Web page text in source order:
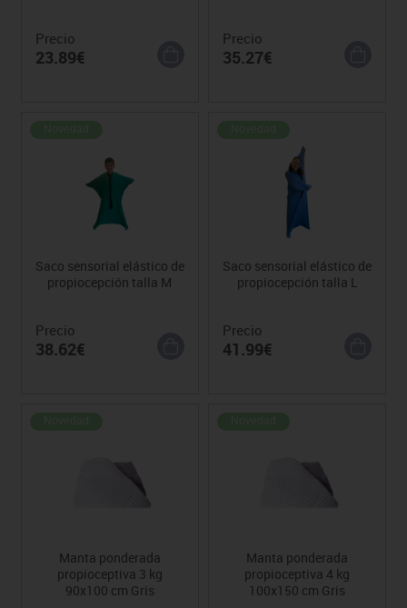
Precio
23.89€
Precio
35.27€
Saco sensorial elástico de
propiocepción talla M
Precio
38.62€
Saco sensorial elástico de
propiocepción talla L
Precio
41.99€
Manta ponderada
propioceptiva 3 kg
90x100 cm Gris
Manta ponderada
propioceptiva 4 kg
100x150 cm Gris